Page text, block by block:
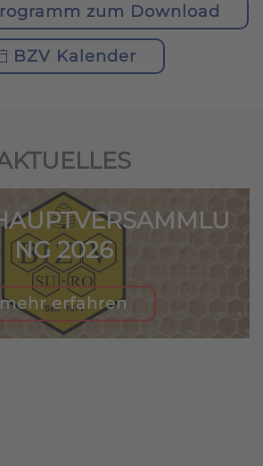
zum Download
BZV Kalender
NG 2026
mehr erfahren